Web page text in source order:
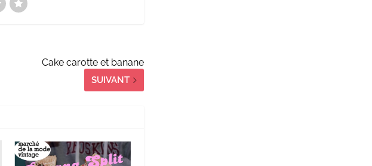
Cake carotte et banane
SUIVANT